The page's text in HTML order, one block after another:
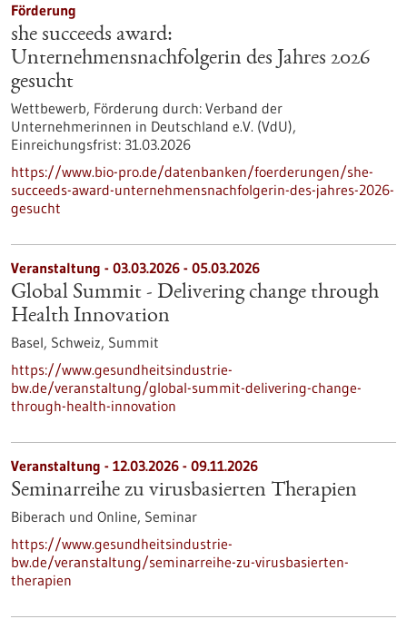
Förderung
she succeeds award:
Unternehmensnachfolgerin des Jahres 2026
gesucht
Wettbewerb, Förderung durch: Verband der
Unternehmerinnen in Deutschland e.V. (VdU),
Einreichungsfrist: 31.03.2026
https://www.bio-pro.de/datenbanken/foerderungen/she-
succeeds-award-unternehmensnachfolgerin-des-jahres-2026-
gesucht
Veranstaltung - 03.03.2026 - 05.03.2026
Global Summit - Delivering change through
Health Innovation
Basel, Schweiz, Summit
https://www.gesundheitsindustrie-
bw.de/veranstaltung/global-summit-delivering-change-
through-health-innovation
Veranstaltung - 12.03.2026 - 09.11.2026
Seminarreihe zu virusbasierten Therapien
Biberach und Online, Seminar
https://www.gesundheitsindustrie-
bw.de/veranstaltung/seminarreihe-zu-virusbasierten-
therapien